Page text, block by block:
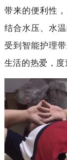
带来的便利性
结合水压、水
受到智能护理
生活的热爱，度